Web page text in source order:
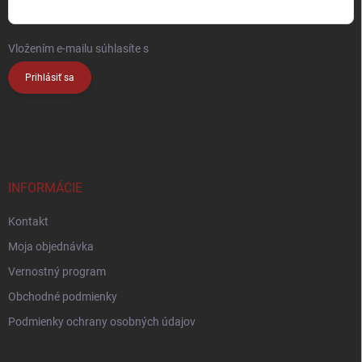
Vložením e-mailu súhlasíte s
Prihlásiť sa
INFORMÁCIE
Kontakt
Moja objednávka
Vernostný program
Obchodné podmienky
Podmienky ochrany osobných údajov